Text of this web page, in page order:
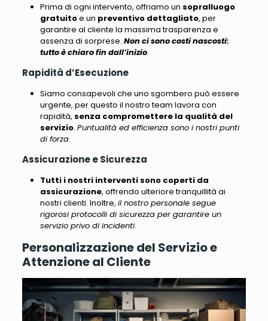
Prima di ogni intervento, offriamo un sopralluogo
gratuitoe un preventivo dettagliato, per
garantire al cliente la massima trasparenza e
assenza di sorprese. Non ci sono costi nascosti:
tutto è chiaro fin dall’inizio.
Rapidità d’Esecuzione
Siamo consapevoli che uno sgombero può essere
urgente, per questo il nostro team lavora con
rapidità, senza compromettere la qualità del
servizio. Puntualità ed efficienza sono i nostri punti
di forza.
Assicurazione e Sicurezza
Tutti i nostri interventi sono coperti da
assicurazione, offrendo ulteriore tranquillità ai
nostri clienti. Inoltre, il nostro personale segue
rigorosi protocolli di sicurezza per garantire un
servizio privo di incidenti.
Personalizzazione del Servizio e
Attenzione al Cliente